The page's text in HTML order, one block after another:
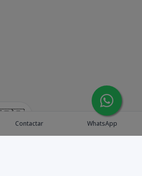
🇫🇷
Contactar WhatsApp